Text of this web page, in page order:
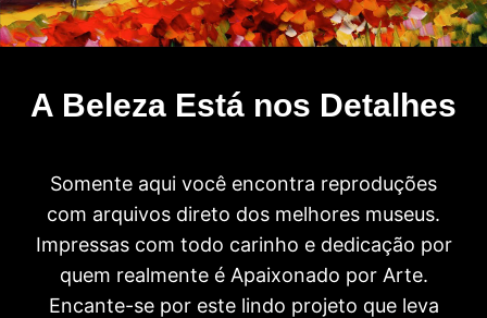
A Beleza Está nos Detalhes
Somente aqui você encontra reproduções
com arquivos direto dos melhores museus.
Impressas com todo carinho e dedicação por
quem realmente é Apaixonado por Arte.
Encante-se por este lindo projeto que leva